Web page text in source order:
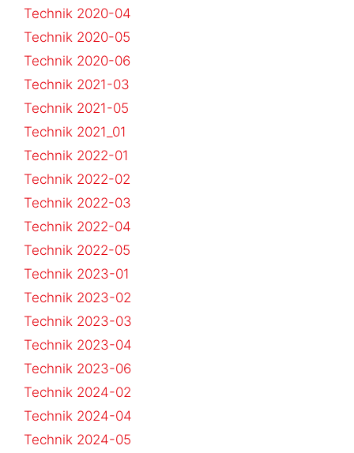
Technik 2020-04
Technik 2020-05
Technik 2020-06
Technik 2021-03
Technik 2021-05
Technik 2021_01
Technik 2022-01
Technik 2022-02
Technik 2022-03
Technik 2022-04
Technik 2022-05
Technik 2023-01
Technik 2023-02
Technik 2023-03
Technik 2023-04
Technik 2023-06
Technik 2024-02
Technik 2024-04
Technik 2024-05